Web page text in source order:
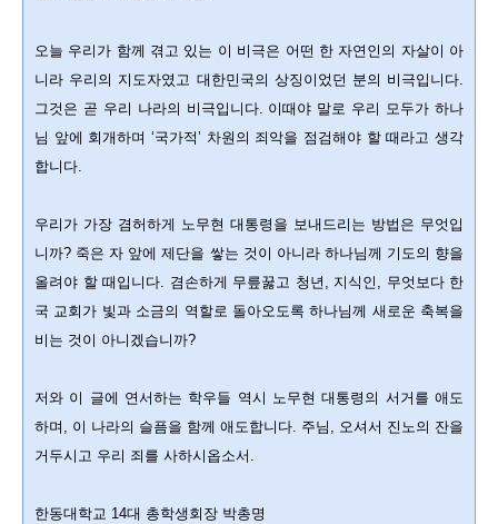
오늘 우리가 함께 겪고 있는 이 비극은 어떤 한 자연인의 자살이 아
니라 우리의 지도자였고 대한민국의 상징이었던 분의 비극입니다.
그것은 곧 우리 나라의 비극입니다. 이때야 말로 우리 모두가 하나
님 앞에 회개하며 ‘국가적’ 차원의 죄악을 점검해야 할 때라고 생각
합니다.
우리가 가장 겸허하게 노무현 대통령을 보내드리는 방법은 무엇입
니까? 죽은 자 앞에 제단을 쌓는 것이 아니라 하나님께 기도의 향을
올려야 할 때입니다. 겸손하게 무릎꿇고 청년, 지식인, 무엇보다 한
국 교회가 빛과 소금의 역할로 돌아오도록 하나님께 새로운 축복을
비는 것이 아니겠습니까?
저와 이 글에 연서하는 학우들 역시 노무현 대통령의 서거를 애도
하며, 이 나라의 슬픔을 함께 애도합니다. 주님, 오셔서 진노의 잔을
거두시고 우리 죄를 사하시옵소서.
한동대학교 14대 총학생회장 박총명